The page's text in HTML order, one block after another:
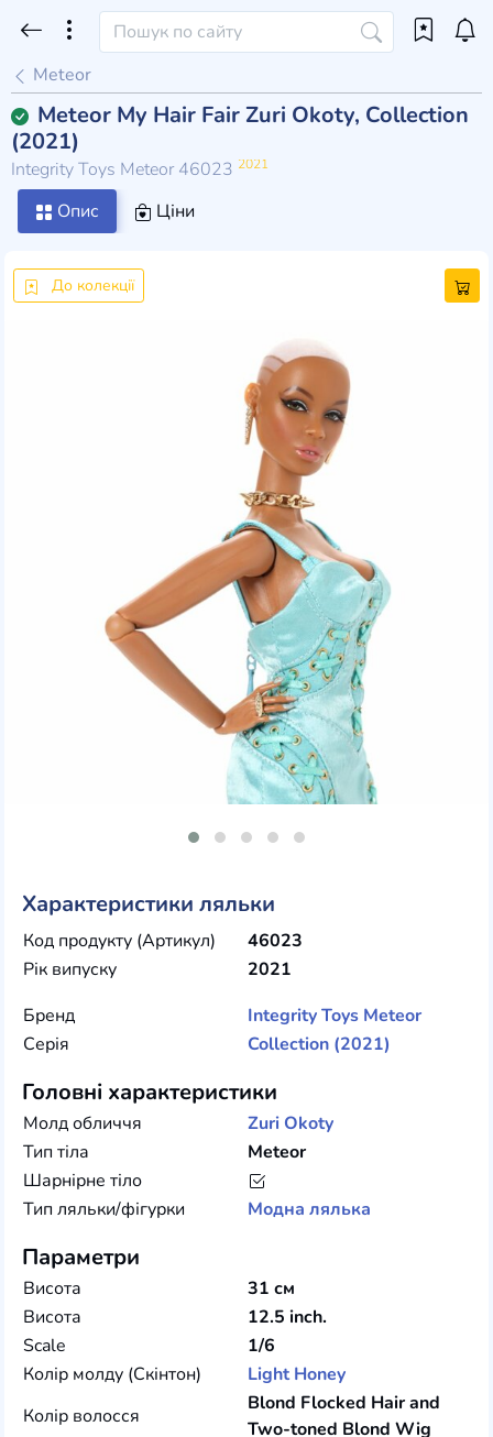
Meteor
Meteor My Hair Fair Zuri Okoty, Collection
(2021)
Integrity Toys Meteor 46023 2021
Опис Ціни
До колекції
Характеристики ляльки
Код продукту (Артикул)
46023
Рік випуску
2021
Бренд
Integrity Toys Meteor
Серія
Collection (2021)
Головні характеристики
Молд обличчя
Zuri Okoty
Тип тіла
Meteor
Шарнірне тіло
Тип ляльки/фігурки
Модна лялька
Параметри
Висота
31 см
Висота
12.5 inch.
Scale
1/6
Колір молду (Скінтон)
Light Honey
Колір волосся
Blond Flocked Hair and
Two-toned Blond Wig